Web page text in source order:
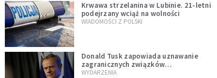
Krwawa strzelanina w Lubinie. 21-letni
podejrzany wciąż na wolności
WIADOMOŚCI Z POLSKI
Donald Tusk zapowiada uznawanie
zagranicznych związków
jednopłciowych. "Państwo oblało ten
WYDARZENIA